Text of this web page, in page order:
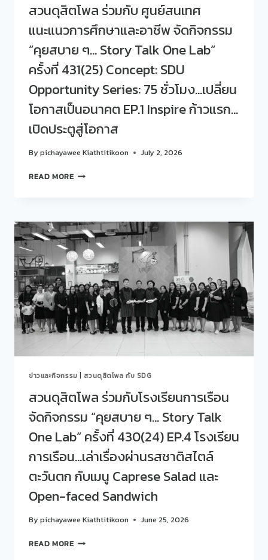
TALK
ONE
LAB“
ครั้ง
432(26)
CONCEPT:
SDU
OPPORTUNITY
SERIES:
75
เปลี่ยน
เป็น
LEARN
เรียน
รู้
จาก
คน
ทำงาน
จริง
เสียง
จาก
สถาน
หน่วย
มอง
สายตา
หัวหน้า
งาน
สวนดุสิตโพล ร่วมกับ ศูนย์สนเทศ
แนะแนวการศึกษาและอาชีพ จัดกิจกรรม
“คุยสบาย ๆ… Story Talk One Lab“
ครั้งที่ 431(25) Concept: SDU
Opportunity Series: 75 ชั่วโมง…เปลี่ยน
โอกาสเป็นอนาคต EP.1 Inspire ก้าวแรก…
เปิดประตูสู่โอกาส
Bypichayawee Kiathtitikoon July 2, 2026
READ MOREสวน
ร่วม
กับ
ศูนย์
สนเทศ
แนะแนว
การ
ศึกษา
และ
อาชีพ
จัด
ๆ…
STORY
TALK
ONE
LAB“
ครั้ง
431(25)
CONCEPT:
SDU
OPPORTUNITY
75
เปลี่ยน
ข่าวและกิจกรรม สวนดุสิตโพล กับ SDG
สวนดุสิตโพล ร่วมกับโรงเรียนการเรือน
จัดกิจกรรม “คุยสบาย ๆ… Story Talk
One Lab“ ครั้งที่ 430(24) EP.4 โรงเรียน
การเรือน…เล่าเรื่องผ่านรสชาติสไตล์
ตะวันตก กับเมนู Caprese Salad และ
Open-faced Sandwich
Bypichayawee Kiathtitikoon June 25, 2026
READ MOREสวน